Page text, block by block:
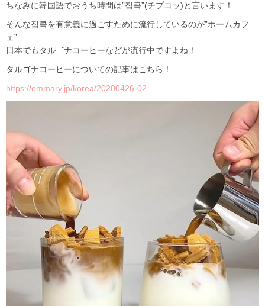
ちなみに韓国語でおうち時間は”집콕”(チプコッ)と言います！
そんな집콕を有意義に過ごすために流行しているのが”ホームカフ
ェ”
日本でもタルゴナコーヒーなどが流行中ですよね！
タルゴナコーヒーについての記事はこちら！
https://emmary.jp/korea/20200426-02